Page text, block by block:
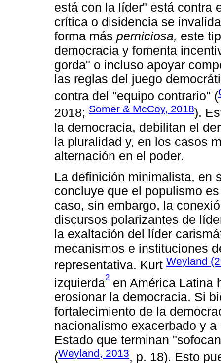
está con la líder" está contra
crítica o disidencia se
forma más perniciosa, este
democracia y fomenta
gorda" o incluso apoyar
las reglas del juego
contra del "equipo contrario" (
2018; Somer & McCoy, 2018).
la democracia, debilitan el
la pluralidad y, en los casos
alternación en el poder.
La definición minimalista, en
concluye que el populismo
caso, sin embargo, la
discursos polarizantes de
la exaltación del líder
mecanismos e instituciones
representativa. Kurt Weyland
izquierda2 en América Latina
erosionar la democracia. Si
fortalecimiento de la
nacionalismo exacerbado y
Estado que terminan
(Weyland, 2013, p. 18). Esto